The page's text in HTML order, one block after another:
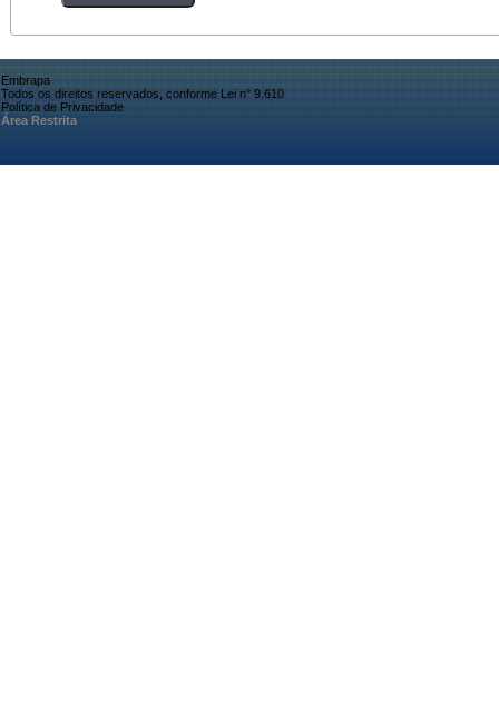
Embrapa
Todos os direitos reservados, conforme Lei n° 9.610
Política de Privacidade
Área Restrita